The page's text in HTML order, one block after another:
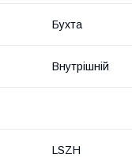
Бухта
Внутрішній
LSZH